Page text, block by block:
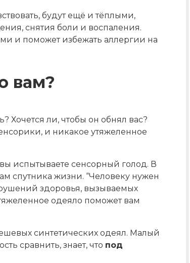
будут ещё и тёплыми,
снятия боли и воспаления.
и поможет избежать аллергии на
вам?
Хочется ли, чтобы он обнял вас?
и никакое утяжеленное
испытываете сенсорный голод. В
спутника жизни. “Человеку нужен
здоровья, вызываемых
одеяло поможет вам
синтетических одеял. Малый
сравнить, знает, что под